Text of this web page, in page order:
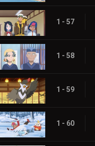
1 - 57
1 - 58
1 - 59
1 - 60